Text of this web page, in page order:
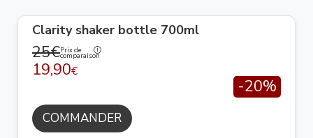
Clarity shaker bottle 700ml
25€Prix de
comparaison
19,90€
-20%
COMMANDER